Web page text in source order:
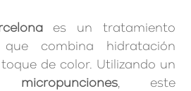
es un tratamiento
que combina hidratación
de color. Utilizando un
, este